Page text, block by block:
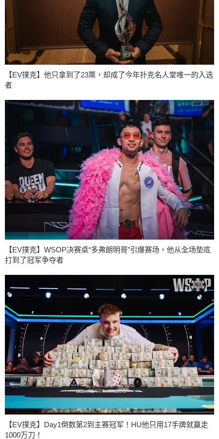
【EV撲克】他只拿到了23票，却成了今年扑克名人堂唯一的入选
者
【EV撲克】WSOP决赛桌“多弗朗明哥”引爆赛场，他从全场垫底
打到了冠军争夺者
【EV撲克】Day1倒数第2到主赛冠军！HU他只用17手牌就赢走
1000万刀！